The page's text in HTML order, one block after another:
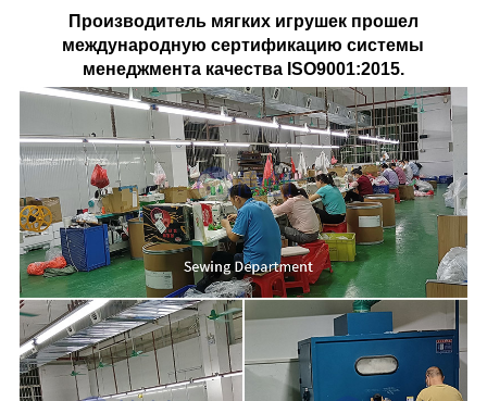
Производитель мягких игрушек прошел
международную сертификацию системы
менеджмента качества ISO9001:2015.